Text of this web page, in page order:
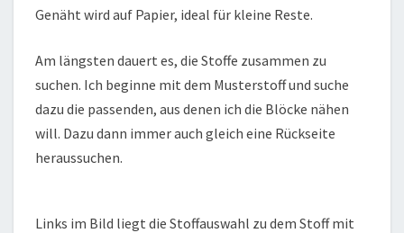
Genäht wird auf Papier, ideal für kleine Reste.
Am längsten dauert es, die Stoffe zusammen zu
suchen. Ich beginne mit dem Musterstoff und suche
dazu die passenden, aus denen ich die Blöcke nähen
will. Dazu dann immer auch gleich eine Rückseite
heraussuchen.
Links im Bild liegt die Stoffauswahl zu dem Stoff mit